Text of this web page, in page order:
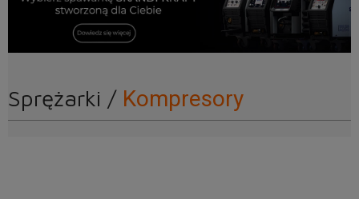
Sprężarki / Kompresory